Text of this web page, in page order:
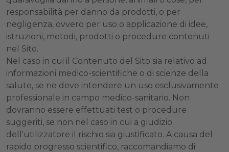
responsabilità per danno da prodotti, o per
negligenza, ovvero per uso o applicazione di idee,
istruzioni, metodi, prodotti o procedure contenuti
nel Sito.
Nel caso in cui il Contenuto del Sito sia relativo ad
informazioni medico-scientifiche o di scienze della
salute, se ne deve intendere un uso esclusivamente
professionale in campo medico-sanitario. Non
dovranno essere effettuati test o procedure
suggeriti, se non nel caso in cui a giudizio
dell'utilizzatore il rischio sia giustificato. A causa del
rapido progresso scientifico, raccomandiamo di